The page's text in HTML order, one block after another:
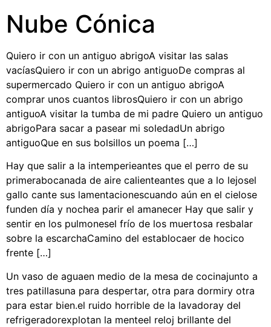
Nube Cónica
Quiero ir con un antiguo abrigoA visitar las salas
vacíasQuiero ir con un abrigo antiguoDe compras al
supermercado Quiero ir con un antiguo abrigoA
comprar unos cuantos librosQuiero ir con un abrigo
antiguoA visitar la tumba de mi padre Quiero un antiguo
abrigoPara sacar a pasear mi soledadUn abrigo
antiguoQue en sus bolsillos un poema […]
Hay que salir a la intemperieantes que el perro de su
primerabocanada de aire calienteantes que a lo lejosel
gallo cante sus lamentacionescuando aún en el cielose
funden día y nochea parir el amanecer Hay que salir y
sentir en los pulmonesel frío de los muertosa resbalar
sobre la escarchaCamino del establocaer de hocico
frente […]
Un vaso de aguaen medio de la mesa de cocinajunto a
tres patillasuna para despertar, otra para dormiry otra
para estar bien.el ruido horrible de la lavadoray del
refrigeradorexplotan la menteel reloj brillante del